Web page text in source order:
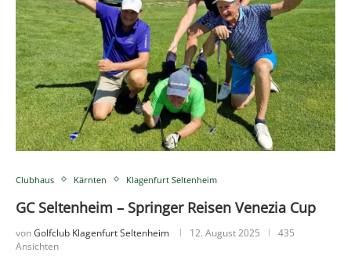
Clubhaus Kärnten Klagenfurt Seltenheim
GC Seltenheim – Springer Reisen Venezia Cup
vonGolfclub Klagenfurt Seltenheim 12. August 2025
435
Ansichten